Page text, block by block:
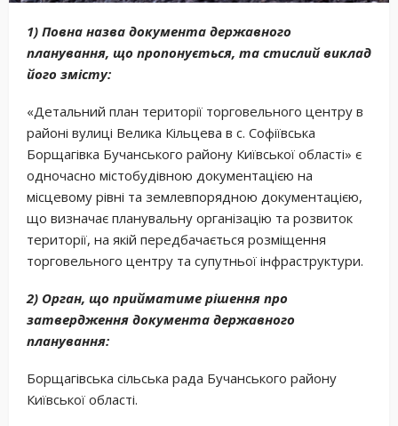
1) Повна назва документа державного
планування, що пропонується, та стислий виклад
його змісту:
«Детальний план території торговельного центру в
районі вулиці Велика Кільцева в с. Софіївська
Борщагівка Бучанського району Київської області» є
одночасно містобудівною документацією на
місцевому рівні та землевпорядною документацією,
що визначає планувальну організацію та розвиток
території, на якій передбачається розміщення
торговельного центру та супутньої інфраструктури.
2) Орган, що прийматиме рішення про
затвердження документа державного
планування:
Борщагівська сільська рада Бучанського району
Київської області.